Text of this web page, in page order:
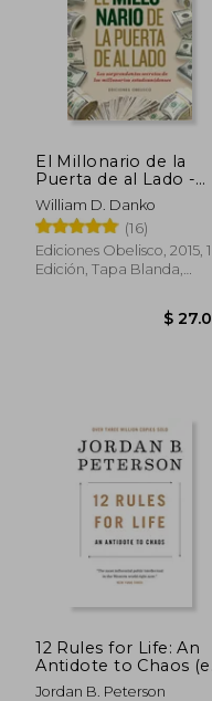
45%
dcto.
$
$
El Millonario de la
Puerta de al Lado -
Thomas J. Stanley,
William D. Danko -
Libro Físico
William D. Danko
(16)
Ediciones Obelisco, 2015, 1
Edición, Tapa Blanda,
12 Rules for Life: An
Antidote to Chaos
Inglés)
Jordan B. Peterson